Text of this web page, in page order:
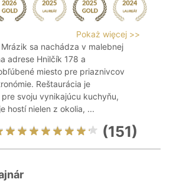
Pokaż więcej >>
sa nachádza v malebnej
adrese Hnilčík 178 a
miesto pre priaznivcov
Reštaurácia je
svoju vynikajúcu kuchyňu,
hostí nielen z okolia, ...
(151)